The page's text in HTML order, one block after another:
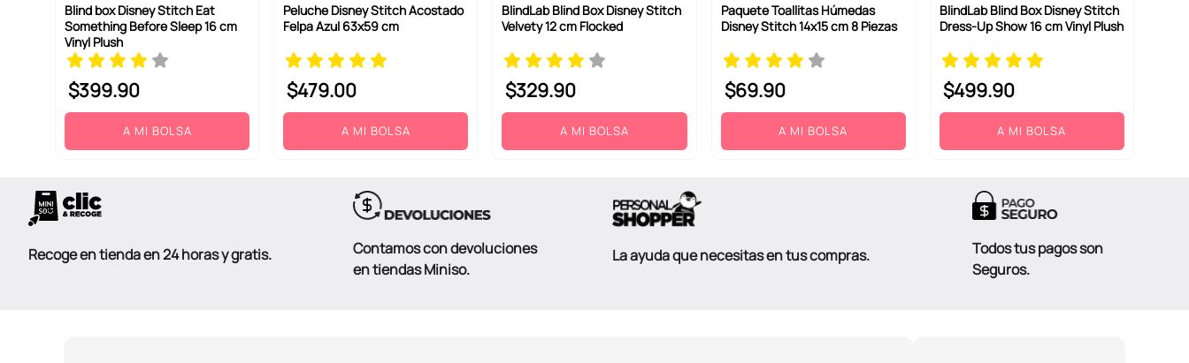
Blind box Disney Stitch Eat
Something Before Sleep 16 cm
Vinyl Plush
$399.90
A MI BOLSA
Peluche Disney Stitch Acostado
Felpa Azul 63x59 cm
$479.00
A MI BOLSA
BlindLab Blind Box Disney Stitch
Velvety 12 cm Flocked
$329.90
A MI BOLSA
Paquete Toallitas Húmedas
Disney Stitch 14x15 cm 8 Piezas
$69.90
A MI BOLSA
BlindLab Blind Box Disney Stitch
Dress-Up Show 16 cm Vinyl Plush
$499.90
A MI BOLSA
Recoge en tienda en 24 horas y gratis.
Contamos con devoluciones
en tiendas Miniso.
La ayuda que necesitas en tus compras.
Todos tus pagos son
Seguros.